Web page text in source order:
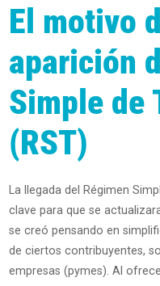
El motivo
aparición
Simple de
(RST)
La llegada del Régimen
clave para que se
se creó pensando en
de ciertos contribuyentes,
empresas (pymes). Al